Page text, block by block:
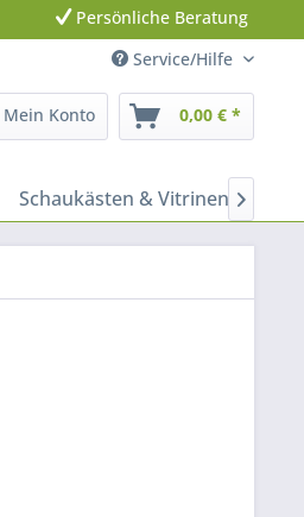
Persönliche Beratung
Service/Hilfe
Mein Konto 0,00 € *
Schaukästen & Vitrinen 